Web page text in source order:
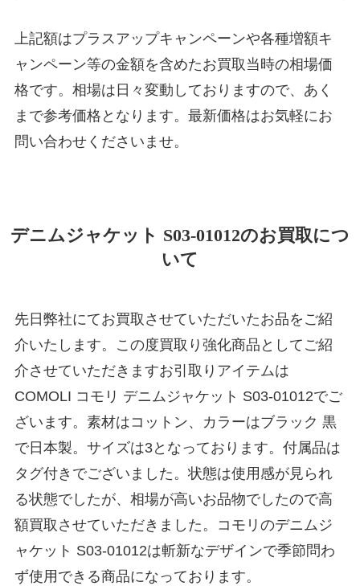
上記額はプラスアップキャンペーンや各種増額キ
ャンペーン等の金額を含めたお買取当時の相場価
格です。相場は日々変動しておりますので、あく
まで参考価格となります。最新価格はお気軽にお
問い合わせくださいませ。
デニムジャケット S03-01012のお買取につ
いて
先日弊社にてお買取させていただいたお品をご紹
介いたします。この度買取り強化商品としてご紹
介させていただきますお引取りアイテムは
COMOLI コモリ デニムジャケット S03-01012でご
ざいます。素材はコットン、カラーはブラック 黒
で日本製。サイズは3となっております。付属品は
タグ付きでございました。状態は使用感が見られ
る状態でしたが、相場が高いお品物でしたので高
額買取させていただきました。コモリのデニムジ
ャケット S03-01012は斬新なデザインで季節問わ
ず使用できる商品になっております。